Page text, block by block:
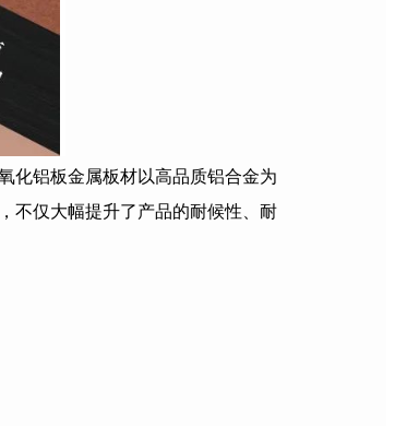
化铝板金属板材以高品质铝合金为
不仅大幅提升了产品的耐候性、耐